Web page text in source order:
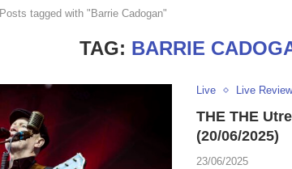
Posts tagged with "Barrie Cadogan"
TAG: BARRIE
Live Live Review
THE THE
(20/06/2025)
23/06/2025